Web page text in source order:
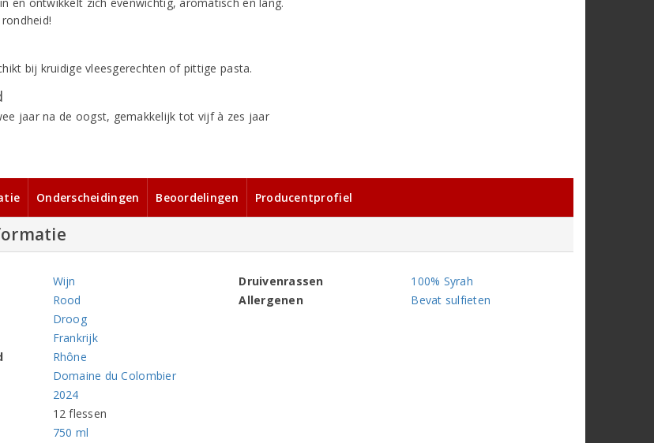
bij kruidige vleesgerechten of pittige pasta.
jaar na de oogst, gemakkelijk tot vijf à zes jaar
Onderscheidingen Beoordelingen Producentprofiel
Wijn
Rood
Droog
Frankrijk
Rhône
Domaine du Colombier
2024
12 flessen
750 ml
Druivenrassen
100% Syrah
Allergenen
Bevat sulfieten